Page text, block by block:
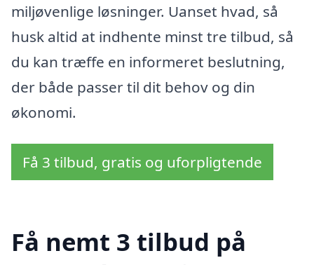
miljøvenlige løsninger. Uanset hvad, så
husk altid at indhente minst tre tilbud, så
du kan træffe en informeret beslutning,
der både passer til dit behov og din
økonomi.
Få 3 tilbud, gratis og uforpligtende
Få nemt 3 tilbud på